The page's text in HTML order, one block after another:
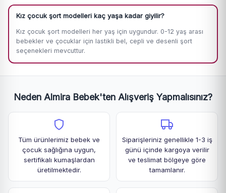
Kız çocuk şort modelleri kaç yaşa kadar giyilir?
Kız çocuk şort modelleri her yaş için uygundur. 0-12 yaş arası
bebekler ve çocuklar için lastikli bel, cepli ve desenli şort
seçenekleri mevcuttur.
Neden Almira Bebek'ten Alışveriş Yapmalısınız?
Tüm ürünlerimiz bebek ve
çocuk sağlığına uygun,
sertifikalı kumaşlardan
üretilmektedir.
Siparişleriniz genellikle 1-3 iş
günü içinde kargoya verilir
ve teslimat bölgeye göre
tamamlanır.